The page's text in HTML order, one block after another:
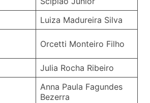
Luiza Madureira Silva
Orcetti Monteiro Filho
Julia Rocha Ribeiro
Anna Paula Fagundes
Bezerra